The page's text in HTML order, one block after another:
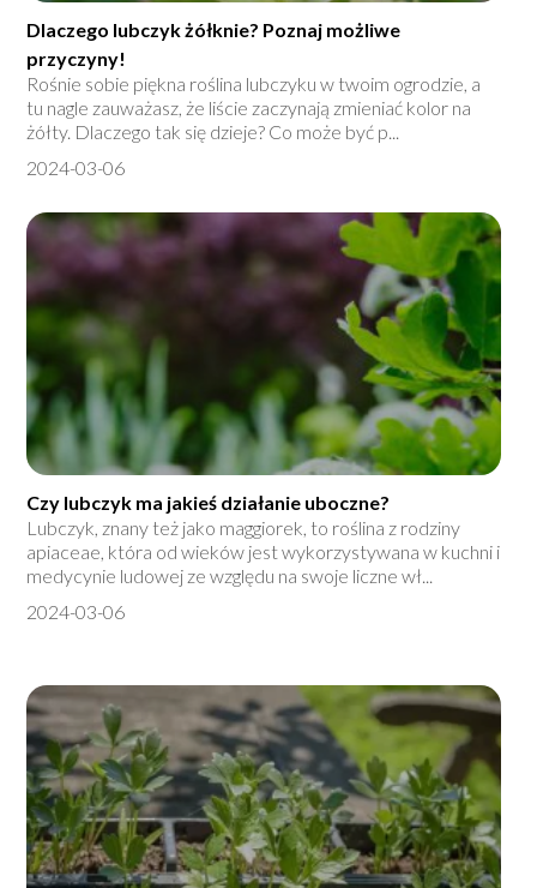
Dlaczego lubczyk żółknie? Poznaj możliwe
przyczyny!
Rośnie sobie piękna roślina lubczyku w twoim ogrodzie, a
tu nagle zauważasz, że liście zaczynają zmieniać kolor na
żółty. Dlaczego tak się dzieje? Co może być p...
2024-03-06
Czy lubczyk ma jakieś działanie uboczne?
Lubczyk, znany też jako maggiorek, to roślina z rodziny
apiaceae, która od wieków jest wykorzystywana w kuchni i
medycynie ludowej ze względu na swoje liczne wł...
2024-03-06